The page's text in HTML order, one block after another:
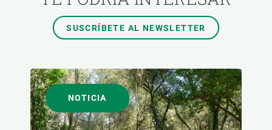
FORMATO
SUSCRÍBETE AL NEWSLETTER
NOTICIA